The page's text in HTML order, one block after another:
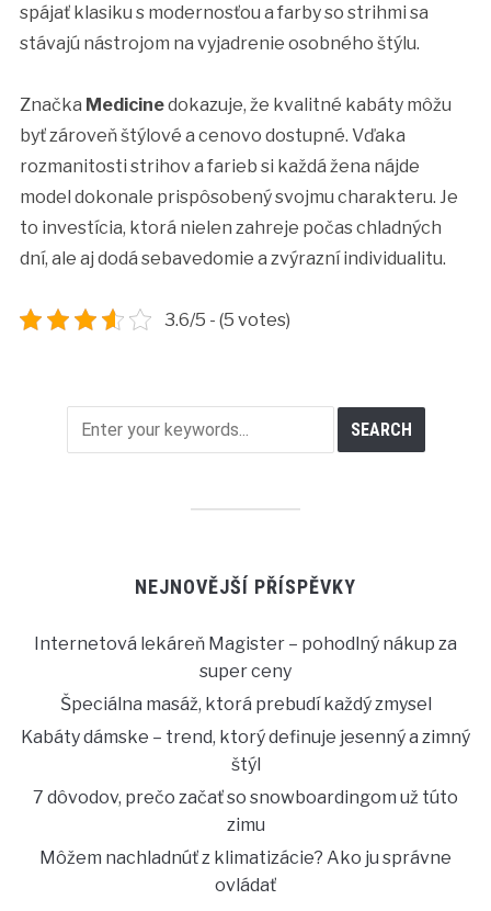
spájať klasiku s modernosťou a farby so strihmi sa
stávajú nástrojom na vyjadrenie osobného štýlu.
Značka Medicinedokazuje, že kvalitné kabáty môžu
byť zároveň štýlové a cenovo dostupné. Vďaka
rozmanitosti strihov a farieb si každá žena nájde
model dokonale prispôsobený svojmu charakteru. Je
to investícia, ktorá nielen zahreje počas chladných
dní, ale aj dodá sebavedomie a zvýrazní individualitu.
3.6/5 - (5 votes)
NEJNOVĚJŠÍ PŘÍSPĚVKY
Internetová lekáreň Magister – pohodlný nákup za
super ceny
Špeciálna masáž, ktorá prebudí každý zmysel
Kabáty dámske – trend, ktorý definuje jesenný a zimný
štýl
7 dôvodov, prečo začať so snowboardingom už túto
zimu
Môžem nachladnúť z klimatizácie? Ako ju správne
ovládať